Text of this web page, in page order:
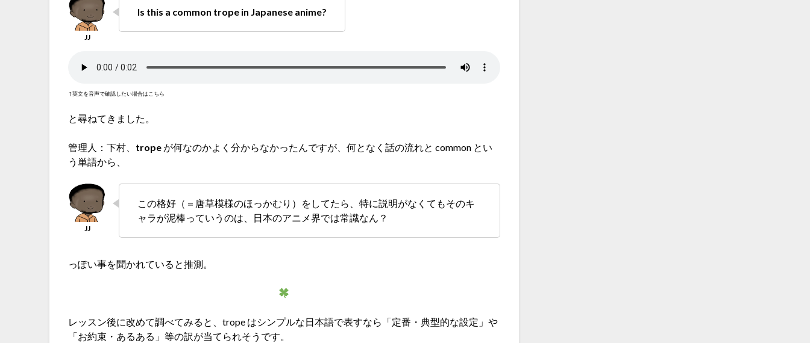
Is this a common trope in Japanese anime?
↑英文を音声で確認したい場合はこちら
と尋ねてきました。
管理人：下村、 trope が何なのかよく分からなかったんですが、何となく話の流れと common とい
う単語から、
この格好（＝唐草模様のほっかむり）をしてたら、特に説明がなくてもそのキ
ャラが泥棒っていうのは、日本のアニメ界では常識なん？
っぽい事を聞かれていると推測。
レッスン後に改めて調べてみると、trope はシンプルな日本語で表すなら「定番・典型的な設定」や
「お約束・あるある」等の訳が当てられそうです。